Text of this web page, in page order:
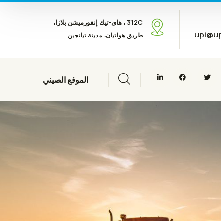
312C ، هاى-تيك إنفورميشن بلازا،
طريق هواتيان، مدينة تيانجين
الموقع الصيني